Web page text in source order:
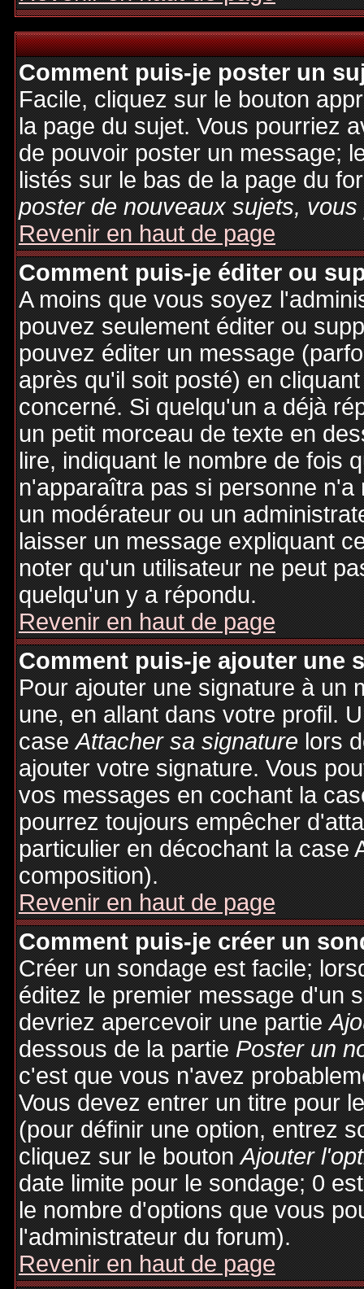
Comment puis-je poster un
Facile, cliquez sur le bouton
la page du sujet. Vous pourriez
de pouvoir poster un message;
listés sur le bas de la page du
poster de nouveaux sujets,
Revenir en haut de page
Comment puis-je éditer ou
A moins que vous soyez
pouvez seulement éditer ou
pouvez éditer un message
après qu'il soit posté) en
concerné. Si quelqu'un a déjà
un petit morceau de texte en
lire, indiquant le nombre de fois
n'apparaîtra pas si personne
un modérateur ou un
laisser un message expliquant
noter qu'un utilisateur ne peut
quelqu'un y a répondu.
Revenir en haut de page
Comment puis-je ajouter une
Pour ajouter une signature à un
une, en allant dans votre profil.
caseAttacher sa signaturelors
ajouter votre signature. Vous
vos messages en cochant la
pourrez toujours empêcher
particulier en décochant la case
composition).
Revenir en haut de page
Comment puis-je créer un
Créer un sondage est facile;
éditez le premier message d'un
devriez apercevoir une partie
dessous de la partiePoster un
c'est que vous n'avez
Vous devez entrer un titre pour
(pour définir une option, entrez
cliquez sur le boutonAjouter
date limite pour le sondage; 0
le nombre d'options que vous
l'administrateur du forum).
Revenir en haut de page